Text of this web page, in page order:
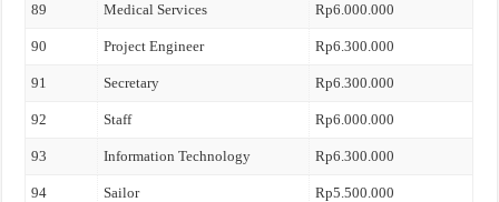
89 Medical Services Rp6.000.000
90 Project Engineer Rp6.300.000
91 Secretary Rp6.300.000
92 Staff Rp6.000.000
93 Information Technology Rp6.300.000
94 Sailor Rp5.500.000